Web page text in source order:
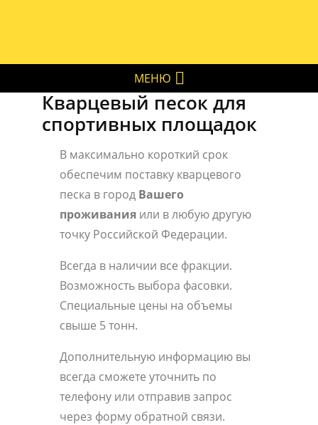
МЕНЮ
Кварцевый песок для
спортивных площадок
В максимально короткий срок
обеспечим поставку кварцевого
песка в город Вашего
проживания или в любую другую
точку Российской Федерации.
Всегда в наличии все фракции.
Возможность выбора фасовки.
Специальные цены на объемы
свыше 5 тонн.
Дополнительную информацию вы
всегда сможете уточнить по
телефону или отправив запрос
через форму обратной связи.